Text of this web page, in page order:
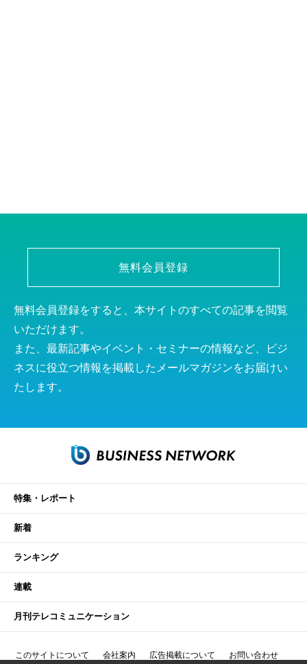
無料会員登録
無料会員登録をすると、本サイトのすべての記事を閲覧
いただけます。
また、最新記事やイベント・セミナーの情報など、ビジ
ネスに役立つ情報を掲載したメールマガジンをお届けい
たします。
特集・レポート
新着
ランキング
連載
月刊テレコミュニケーション
このサイトについて 会社案内 広告掲載について お問い合わせ